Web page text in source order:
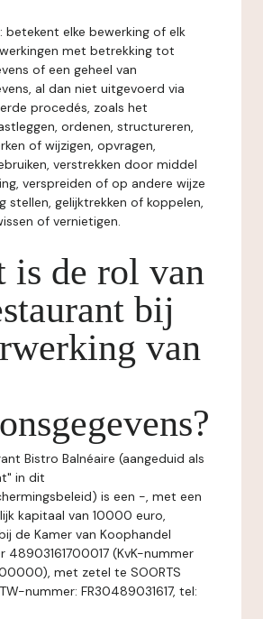
betekent elke bewerking of elk
met betrekking tot
of een geheel van
al dan niet uitgevoerd via
procedés, zoals het
ordenen, structureren,
of wijzigen, opvragen,
verstrekken door middel
verspreiden of op andere wijze
stellen, gelijktrekken of koppelen,
of vernietigen.
is de rol van
bij
van
Bistro Balnéaire (aangeduid als
in dit
is een -, met een
kapitaal van 10000 euro,
de Kamer van Koophandel
48903161700017 (KvK-nummer
met zetel te SOORTS
nummer: FR30489031617, tel: